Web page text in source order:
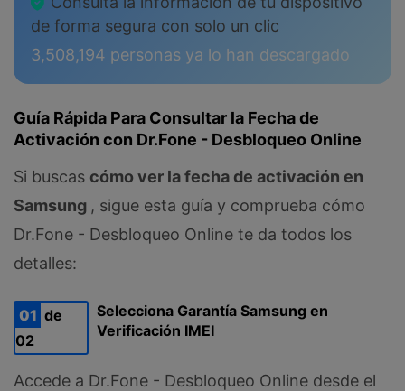
de forma segura con solo un clic
3,508,194 personas ya lo han descargado
Guía Rápida Para Consultar la Fecha de
Activación con Dr.Fone - Desbloqueo Online
Si buscas cómo ver la fecha de activación en
Samsung , sigue esta guía y comprueba cómo
Dr.Fone - Desbloqueo Online te da todos los
detalles:
01 de
02
Selecciona Garantía Samsung en
Verificación IMEI
Accede a Dr.Fone - Desbloqueo Online desde el